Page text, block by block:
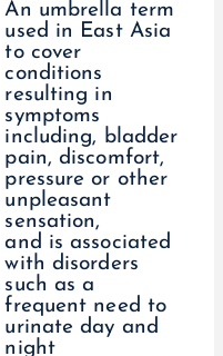
An umbrella term
used in East Asia
to cover
conditions
resulting in
symptoms
including, bladder
pain, discomfort,
pressure or other
unpleasant
sensation,
and is associated
with disorders
such as a
frequent need to
urinate day and
night